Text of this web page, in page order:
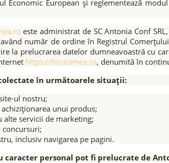
Economic European și reglementează
este administrat de SC Antonia Conf
număr de ordine în Registrul
la prelucrarea datelor dumneavoastră cu
https://tinutamea.ro, denumită în
în următoarele situații:
ul nostru;
unui produs;
alte servicii de marketing;
concursuri;
inclusiv navigarea pe pagini.
personal pot fi prelucrate de